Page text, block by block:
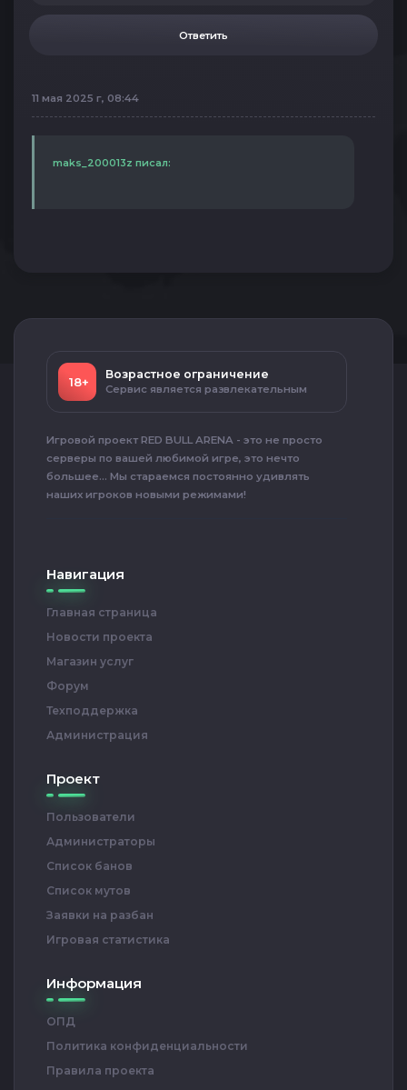
Ответить
11 мая 2025 г, 08:44
maks_200013z писал:
18+
Возрастное ограничение
Сервис является развлекательным
Игровой проект RED BULL ARENA - это не просто
серверы по вашей любимой игре, это нечто
большее... Мы стараемся постоянно удивлять
наших игроков новыми режимами!
Навигация
Главная страница
Новости проекта
Магазин услуг
Форум
Техподдержка
Администрация
Проект
Пользователи
Администраторы
Список банов
Список мутов
Заявки на разбан
Игровая статистика
Информация
ОПД
Политика конфиденциальности
Правила проекта